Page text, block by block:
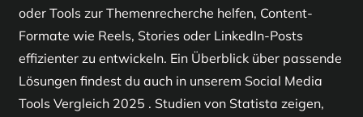
oder Tools zur Themenrecherche helfen, Content-
Formate wie Reels, Stories oder LinkedIn-Posts
effizienter zu entwickeln. Ein Überblick über passende
Lösungen findest du auch in unserem Social Media
Tools Vergleich 2025 . Studien von Statista zeigen,